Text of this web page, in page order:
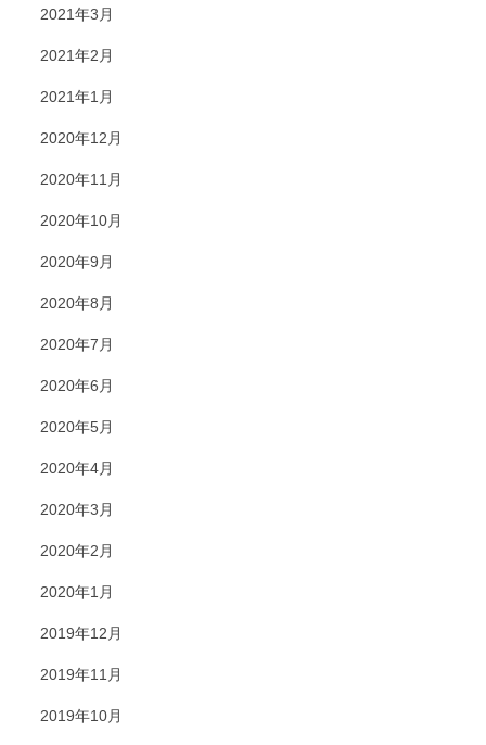
2021年3月
2021年2月
2021年1月
2020年12月
2020年11月
2020年10月
2020年9月
2020年8月
2020年7月
2020年6月
2020年5月
2020年4月
2020年3月
2020年2月
2020年1月
2019年12月
2019年11月
2019年10月